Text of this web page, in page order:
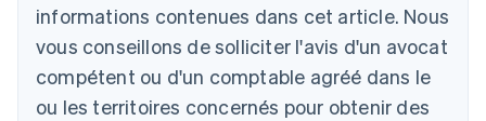
informations contenues dans cet article. Nous
vous conseillons de solliciter l'avis d'un avocat
compétent ou d'un comptable agréé dans le
ou les territoires concernés pour obtenir des
DeutschEnglish
Belgique
Nederlands Français English
Brésil
PortuguêsEnglish